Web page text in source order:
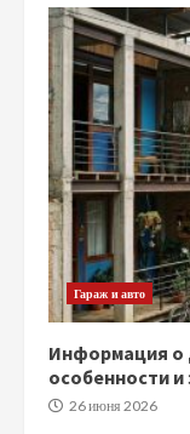
Гараж и авто
Информация о
особенности
26 июня 2026